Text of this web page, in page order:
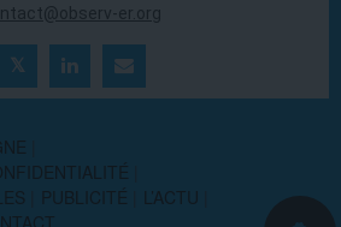
er.org
PUBLICITÉ
L’ACTU